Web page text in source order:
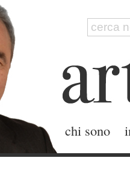
chi sono